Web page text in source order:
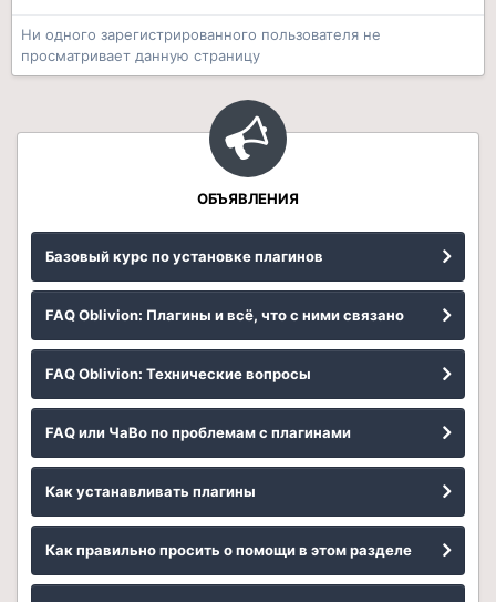
Ни одного зарегистрированного пользователя не
просматривает данную страницу
ОБЪЯВЛЕНИЯ
Базовый курс по установке плагинов
FAQ Oblivion: Плагины и всё, что с ними связано
FAQ Oblivion: Технические вопросы
FAQ или ЧаВо по проблемам с плагинами
Как устанавливать плагины
Как правильно просить о помощи в этом разделе